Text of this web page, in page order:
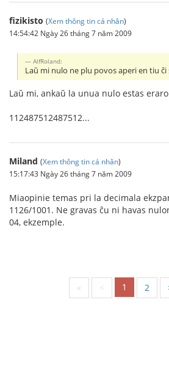
fizikisto (Xem thông tin cá nhân)
14:54:42 Ngày 26 tháng 7 năm 2009
AlfRoland:
Laŭ mi nulo ne plu povos aperi en tiu ĉi
Laŭ mi, ankaŭ la unua nulo estas
112487512487512...
Miland (Xem thông tin cá nhân)
15:17:43 Ngày 26 tháng 7 năm 2009
Miaopinie temas pri la decimala
1126/1001. Ne gravas ĉu ni havas
04, ekzemple.
« < 1 2